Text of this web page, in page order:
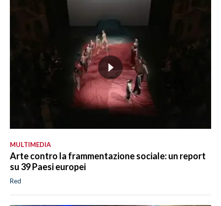
MULTIMEDIA
Arte contro la frammentazione sociale: un report
su 39 Paesi europei
Red